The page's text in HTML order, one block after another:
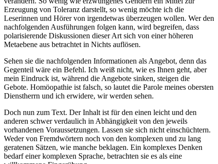
Erzeugung von Toleranz darstellt, so wenig möchte ich die
Leserinnen und Hörer von irgendetwas überzeugen wollen. Wer den
nachfolgenden Ausführungen folgen kann, wird begreifen, dass
polarisierende Diskussionen dieser Art sich von einer höheren
Metaebene aus betrachtet in Nichts auflösen.
Sehen sie die nachfolgenden Informationen als Angebot, denn das
Gegenteil wäre ein Befehl. Ich weiß nicht, wie es Ihnen geht, aber
mein Eindruck ist, während die Angebote sinken, steigen die
Gebote. Homöopathie ist falsch, so lautet die Parole meines obersten
Dienstherrn und ich erwidere, wir werden sehen.
Doch nun zum Text. Der Inhalt ist für den einen leicht und den
anderen schwer verdaulich in Abhängigkeit von den jeweils
vorhandenen Voraussetzungen. Lassen sie sich nicht einschüchtern.
Weder von Fremdwörtern noch von den komplexen und zu lang
geratenen Sätzen, wie manche beklagen. Ein komplexes Denken
bedarf einer komplexen Sprache, betrachten sie es als eine